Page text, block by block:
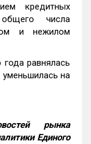
кредитных
числа
и нежилом
равнялась
на
рынка
Единого